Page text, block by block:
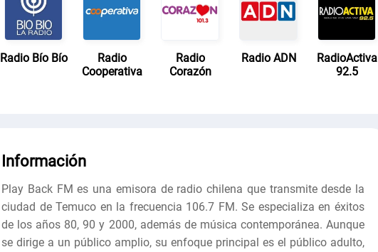
Radio Bío Bío
Radio
Cooperativa
Radio
Corazón
Radio ADN
RadioActiva
92.5
Información
Play Back FM es una emisora de radio chilena que transmite desde la
ciudad de Temuco en la frecuencia 106.7 FM. Se especializa en éxitos
de los años 80, 90 y 2000, además de música contemporánea. Aunque
se dirige a un público amplio, su enfoque principal es el público adulto,